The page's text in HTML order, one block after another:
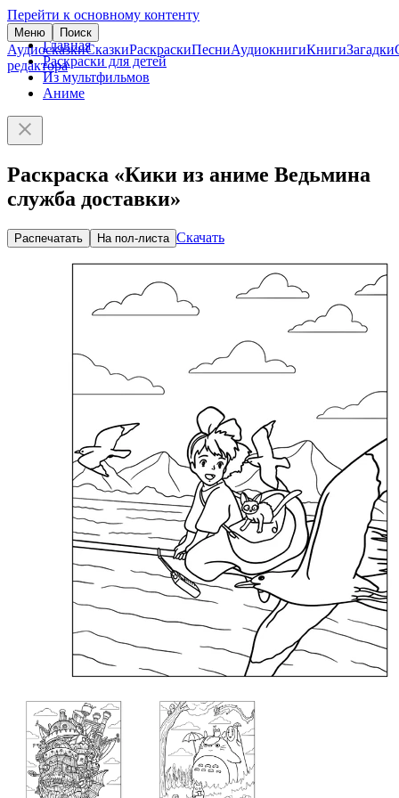
Перейти к основному контенту
Меню Поиск
АудиосказкиСказкиРаскраскиПесниАудиокнигиКнигиЗагадки
редактора
Главная
Раскраски для детей
Из мультфильмов
Аниме
Раскраска «Кики из аниме Ведьмина
служба доставки»
Распечатать На пол-листа Скачать